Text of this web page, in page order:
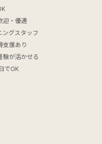
迎・優遇
ングスタッフ
支援あり
験が活かせる
でOK